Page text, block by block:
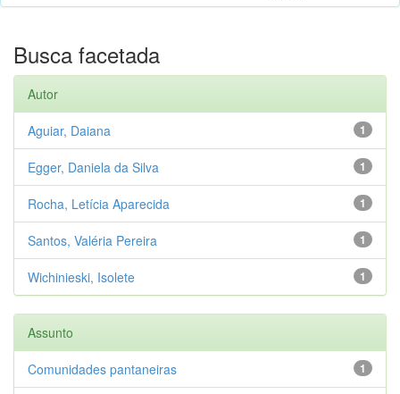
Busca facetada
Autor
1
Aguiar, Daiana
1
Egger, Daniela da Silva
1
Rocha, Letícia Aparecida
1
Santos, Valéria Pereira
1
Wichinieski, Isolete
Assunto
1
Comunidades pantaneiras